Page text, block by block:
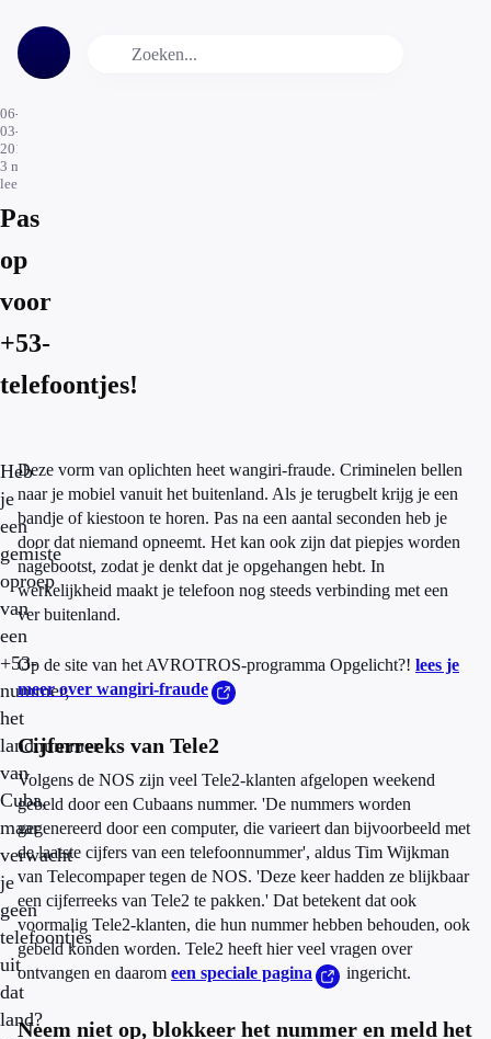
06-
03-
2018
3 min.
leestijd
Pas
op
voor
+53-
telefoontjes!
Heb
je
een
gemiste
oproep
van
een
+53-
nummer,
het
landnummer
van
Cuba,
maar
verwacht
je
geen
telefoontjes
uit
dat
land?
Deze vorm van oplichten heet wangiri-fraude. Criminelen bellen
naar je mobiel vanuit het buitenland. Als je terugbelt krijg je een
bandje of kiestoon te horen. Pas na een aantal seconden heb je
door dat niemand opneemt. Het kan ook zijn dat piepjes worden
nagebootst, zodat je denkt dat je opgehangen hebt. In
werkelijkheid maakt je telefoon nog steeds verbinding met een
ver buitenland.
Op de site van het AVROTROS-programma Opgelicht?! lees je
meer over wangiri-fraude
Cijferreeks van Tele2
Volgens de NOS zijn veel Tele2-klanten afgelopen weekend
gebeld door een Cubaans nummer. 'De nummers worden
gegenereerd door een computer, die varieert dan bijvoorbeeld met
de laatste cijfers van een telefoonnummer', aldus Tim Wijkman
van Telecompaper tegen de NOS. 'Deze keer hadden ze blijkbaar
een cijferreeks van Tele2 te pakken.' Dat betekent dat ook
voormalig Tele2-klanten, die hun nummer hebben behouden, ook
gebeld konden worden. Tele2 heeft hier veel vragen over
ontvangen en daarom een speciale pagina ingericht.
Neem niet op, blokkeer het nummer en meld het